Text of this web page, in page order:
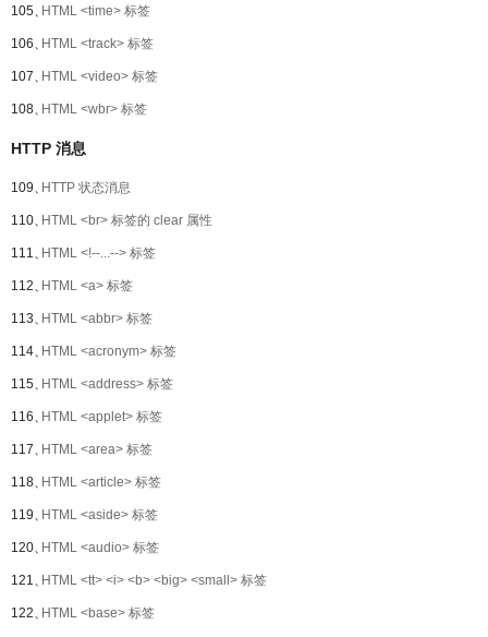
105、HTML <time> 标签
106、HTML <track> 标签
107、HTML <video> 标签
108、HTML <wbr> 标签
HTTP 消息
109、HTTP 状态消息
110、HTML <br> 标签的 clear 属性
111、HTML <!--...--> 标签
112、HTML <a> 标签
113、HTML <abbr> 标签
114、HTML <acronym> 标签
115、HTML <address> 标签
116、HTML <applet> 标签
117、HTML <area> 标签
118、HTML <article> 标签
119、HTML <aside> 标签
120、HTML <audio> 标签
121、HTML <tt> <i> <b> <big> <small> 标签
122、HTML <base> 标签